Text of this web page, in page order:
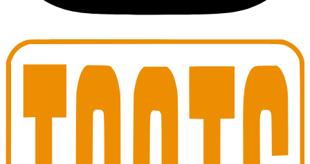
Toots Jazz Club